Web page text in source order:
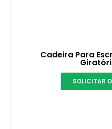
Cadeira Para
SOLICITAR